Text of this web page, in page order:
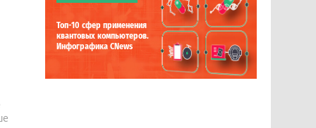
Топ-10 сфер применения
квантовых компьютеров.
Инфографика CNews